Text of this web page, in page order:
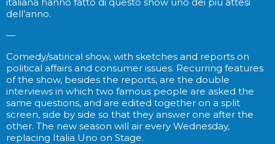
dell’anno.
—
Comedy/satirical show, with sketches and reports on
political affairs and consumer issues. Recurring features
of the show, besides the reports, are the double
interviews in which two famous people are asked the
same questions, and are edited together on a split
screen, side by side so that they answer one after the
other. The new season will air every Wednesday,
replacing Italia Uno on Stage.